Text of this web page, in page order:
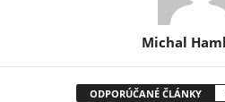
Michal
ODPORÚČANÉ ČLÁNKY